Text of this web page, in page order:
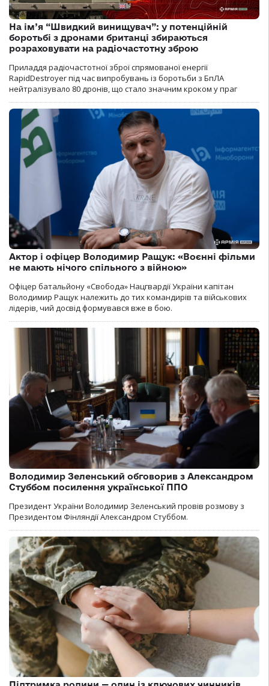
На ім’я “Швидкий винищувач”: у потенційній
боротьбі з дронами британці збираються
розраховувати на радіочастотну зброю
Приладдя радіочастотної зброї спрямованої енергії
RapidDestroyer під час випробувань із боротьби з БпЛА
нейтралізувало 80 дронів, що стало значним кроком у праг
Актор і офіцер Володимир Ращук: «Воєнні фільми
не мають нічого спільного з війною»
Офіцер батальйону «Свобода» Нацгвардії України капітан
Володимир Ращук належить до тих командирів та військових
лідерів, чий досвід формувався вже в бою.
Володимир Зеленський обговорив з Александром
Стуббом посилення української ППО
Президент України Володимир Зеленський провів розмову з
Президентом Фінляндії Александром Стуббом.